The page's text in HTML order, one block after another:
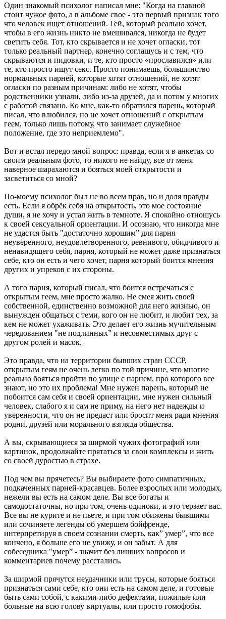
Один знакомый психолог написал мне: "Когда на главной
стоит чужое фото, а в альбоме свое - это первый признак того
что человек ищет отношений. Гей, который реально хочет,
чтобы в его жизнь никто не вмешивался, никогда не будет
светить себя. Тот, кто скрывается и не хочет огласки, тот
только реальный партнер, конечно соглашусь и с тем, что
скрываются и пидовки, и те, кто просто «прославился» или
те, кто просто ищут секс. Просто понимаешь, большинство
нормальных парней, которые хотят отношений, не хотят
огласки по разным причинам: либо не хотят, чтобы
родственники узнали, либо из-за друзей, да и потом у многих
с работой связано. Ко мне, как-то обратился парень, который
писал, что влюбился, но не хочет отношений с открытым
геем, только лишь потому, что занимает служебное
положение, где это неприемлемо".
Вот и встал передо мной вопрос: правда, если я в анкетах со
своим реальным фото, то никого не найду, все от меня
наверное шарахаются и бояться моей открытости и
засветиться со мной?
По-моему психолог был не во всем прав, но и доля правды
есть. Если я обрёк себя на открытость, это мое состояние
души, я не хочу и устал жить в темноте. Я спокойно отношусь
к своей сексуальной ориентации. И осознаю, что никогда мне
не удастся быть "достаточно хорошим” для парня
неуверенного, неудовлетворенного, ревнивого, обидчивого и
ненавидящего себя, парня, который не может даже признаться
себе, кто он есть и чего хочет, парня который боится мнения
других и упреков с их стороны.
А того парня, который писал, что боится встречаться с
открытым геем, мне просто жалко. Не смея жить своей
собственной, единственно возможной для него жизнью, он
вынужден общаться с теми, кого он не любит, и любит тех, за
кем не может ухаживать. Это делает его жизнь мучительным
чередованием "не подлинных” и несовместимых друг с
другом ролей и масок.
Это правда, что на территории бывших стран СССР,
открытым геям не очень легко по той причине, что многие
реально бояться пройти по улице с парнем, про которого все
знают, но это их проблема! Мне нужен парень, который не
побоится сам себя и своей ориентации, мне нужен сильный
человек, слабого я и сам не приму, на него нет надежды и
уверенности, что он не предаст или бросит меня ради мнения
родни, друзей или морального взгляда общества.
А вы, скрывающиеся за ширмой чужих фотографий или
картинок, продолжайте прятаться за свои комплексы и жить
со своей дуростью в страхе.
Под чем вы прячетесь? Вы выбираете фото симпатичных,
подкаченных парней-красавцев. Более взрослых или молодых,
нежели вы есть на самом деле. Вы все богаты и
самодостаточны, но при том, очень одиноки, и это терзает вас.
Все вы не курите и не пьете, и при том обижены бывшими
или сочиняете легенды об умершем бойфренде,
интерпретируя в своем сознании смерть, как” умер”, что все
кончено, я больше его не увижу, и он забыт. А для
собеседника "умер” - значит без лишних вопросов и
комментариев почему расстались.
За ширмой прячутся неудачники или трусы, которые бояться
признаться сами себе, кто они есть на самом деле, и готовые
быть сами собой, с какими-либо дефектами, пожилые или
больные на всю голову виртуалы, или просто гомофобы.